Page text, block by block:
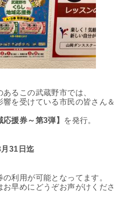
るこの武蔵野市では、
響を受けている市民の皆さん＆
応援券～第3弾】
を発行。
31日迄
利用が可能となってます。
お早めにどうぞお声がけくださ